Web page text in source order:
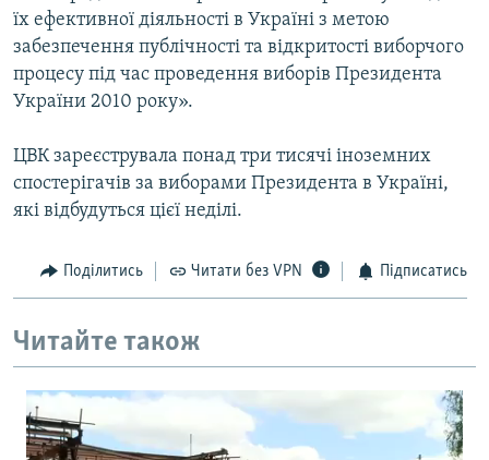
Усі сайти RFE/RL
їх ефективної діяльності в Україні з метою
забезпечення публічності та відкритості виборчого
процесу під час проведення виборів Президента
України 2010 року».
ЦВК зареєструвала понад три тисячі іноземних
спостерігачів за виборами Президента в Україні,
які відбудуться цієї неділі.
Поділитись Читати без VPN Підписатись
Читайте також